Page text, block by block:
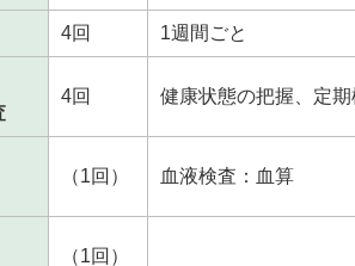
4回 1週間ごと
4回 健康状態の把握、定
（1回） 血液検査：血算
（1回）